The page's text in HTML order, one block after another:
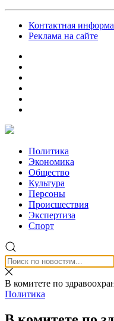
Контактная
Реклама на сайте
Политика
Экономика
Общество
Культура
Персоны
Происшествия
Экспертиза
Спорт
В комитете по
Политика